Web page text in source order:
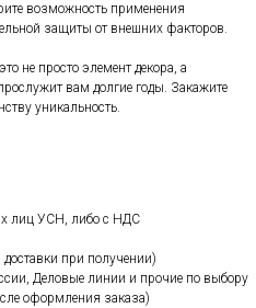
возможность применения
защиты от внешних факторов.
не просто элемент декора, а
вам долгие годы. Закажите
уникальность.
лиц УСН, либо с НДС
при получении)
Деловые линии и прочие по выбору
оформления заказа)